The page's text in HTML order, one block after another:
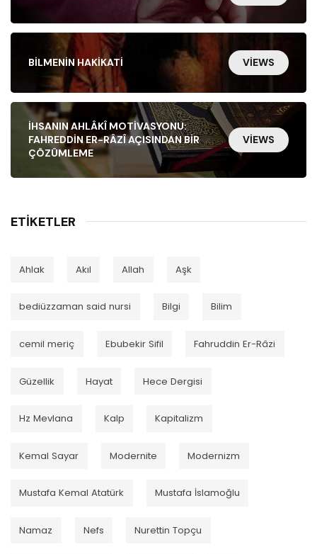
BILMENIN HAKIKATI VIEWS
İHSANIN AHLÂKÎ MOTIVASYONU:
FAHREDDIN ER-RÂZÎ AÇISINDAN BIR
ÇÖZÜMLEME
VIEWS
ETIKETLER
Ahlak Akıl Allah Aşk
bediüzzaman said nursi Bilgi Bilim
cemil meriç Ebubekir Sifil Fahruddin Er-Râzi
Güzellik Hayat Hece Dergisi
Hz Mevlana Kalp Kapitalizm
Kemal Sayar Modernite Modernizm
Mustafa Kemal Atatürk Mustafa İslamoğlu
Namaz Nefs Nurettin Topçu